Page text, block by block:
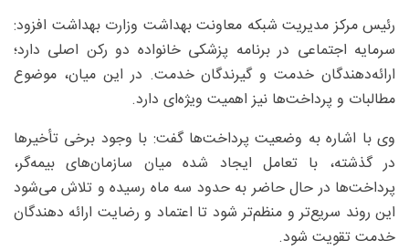
رئیس مرکز مدیریت شبکه معاونت بهداشت وزارت بهداشت افزود:
سرمایه اجتماعی در برنامه پزشکی خانواده دو رکن اصلی دارد؛
ارائه‌دهندگان خدمت و گیرندگان خدمت. در این میان، موضوع
مطالبات و پرداخت‌ها نیز اهمیت ویژه‌ای دارد.
وی با اشاره به وضعیت پرداخت‌ها گفت: با وجود برخی تأخیرها
در گذشته، با تعامل ایجاد شده میان سازمان‌های بیمه‌گر،
پرداخت‌ها در حال حاضر به حدود سه ماه رسیده و تلاش می‌شود
این روند سریع‌تر و منظم‌تر شود تا اعتماد و رضایت ارائه‌ دهندگان
خدمت تقویت شود.